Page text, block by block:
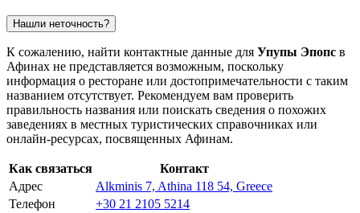
Нашли неточность?
К сожалению, найти контактные данные для Упупы Эпопс в
Афинах не представляется возможным, поскольку
информация о ресторане или достопримечательности с таким
названием отсутствует. Рекомендуем вам проверить
правильность названия или поискать сведения о похожих
заведениях в местных туристических справочниках или
онлайн-ресурсах, посвященных Афинам.
Как связаться
Контакт
Адрес
Alkminis 7, Athina 118 54, Greece
Телефон
+30 21 2105 5214